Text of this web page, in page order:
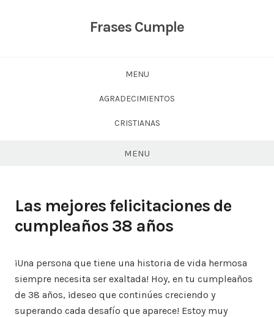
Frases Cumple
MENU
AGRADECIMIENTOS
CRISTIANAS
MENU
Las mejores felicitaciones de
cumpleaños 38 años
¡Una persona que tiene una historia de vida hermosa
siempre necesita ser exaltada! Hoy, en tu cumpleaños
de 38 años, ¡deseo que continúes creciendo y
superando cada desafío que aparece! Estoy muy